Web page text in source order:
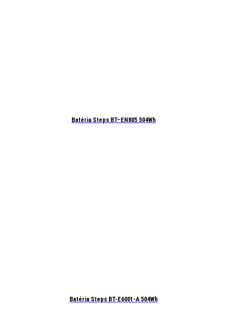
Batéria Steps BT–EN805 504Wh
Batéria Steps BT-E6001-A 504Wh